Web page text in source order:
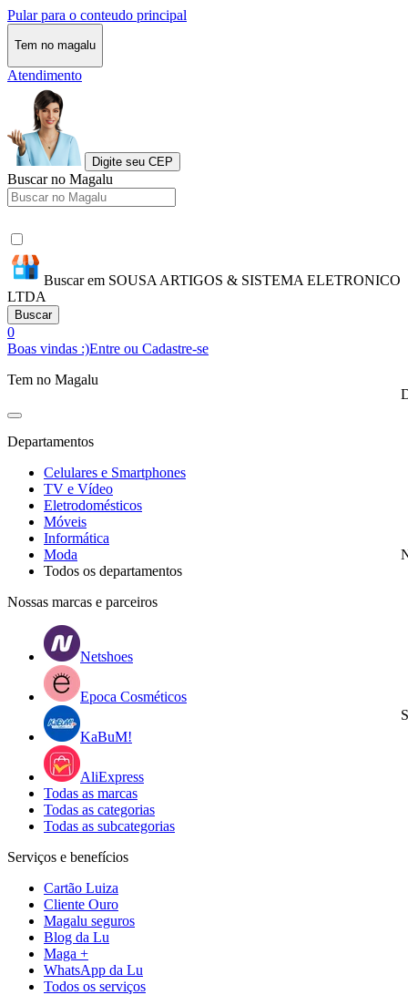
Pular para o conteudo principal
Tem no magalu
Atendimento
Digite seu CEP
Buscar no Magalu
Buscar em SOUSA ARTIGOS & SISTEMA ELETRONICO
LTDA
Buscar
0
Boas vindas :)Entre ou Cadastre-se
Tem no Magalu
Departamentos
Celulares e Smartphones
TV e Vídeo
Eletrodomésticos
Móveis
Informática
Moda
Todos os departamentos
Nossas marcas e parceiros
Netshoes
Epoca Cosméticos
KaBuM!
AliExpress
Todas as marcas
Todas as categorias
Todas as subcategorias
Serviços e benefícios
Cartão Luiza
Cliente Ouro
Magalu seguros
Blog da Lu
Maga +
WhatsApp da Lu
Todos os serviços